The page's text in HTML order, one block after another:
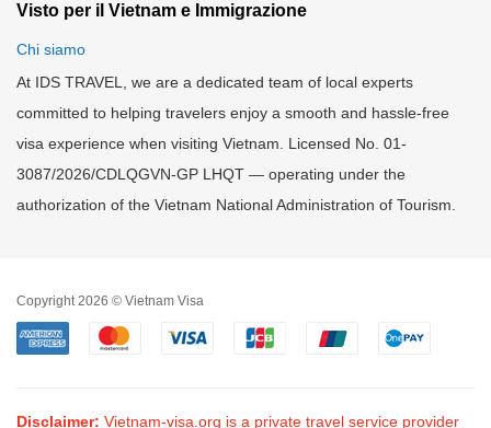
Visto per il Vietnam e Immigrazione
Chi siamo
At IDS TRAVEL, we are a dedicated team of local experts
committed to helping travelers enjoy a smooth and hassle-free
visa experience when visiting Vietnam. Licensed No. 01-
3087/2026/CDLQGVN-GP LHQT — operating under the
authorization of the Vietnam National Administration of Tourism.
Copyright 2026 © Vietnam Visa
Disclaimer: Vietnam-visa.org is a private travel service provider